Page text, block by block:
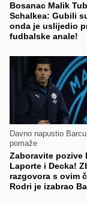
Bosanac Malik
Schalkea: Gubili
onda je uslijedio
fudbalske anale!
Davno napustio
pomaže
Zaboravite pozive
Laporte i Decka!
razgovora s ovim
Rodri je izabrao